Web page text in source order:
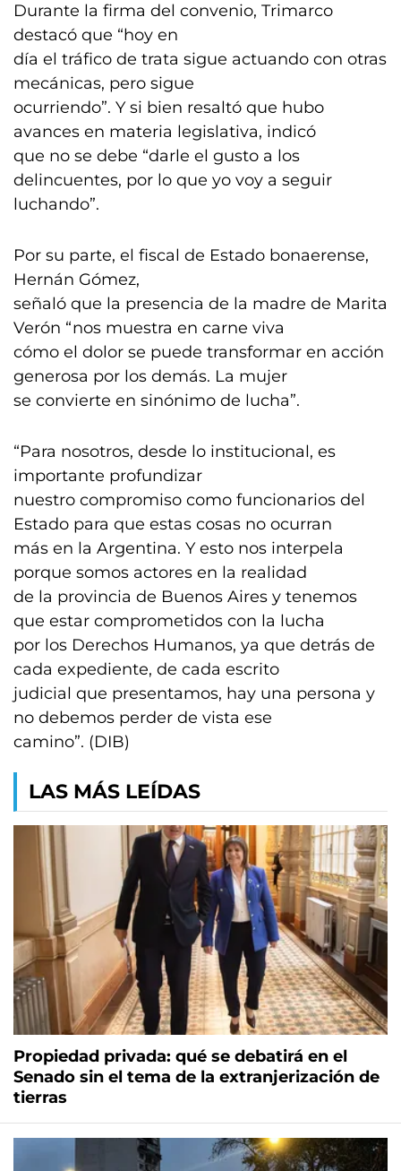
Durante la firma del convenio, Trimarco
destacó que “hoy en
día el tráfico de trata sigue actuando con otras
mecánicas, pero sigue
ocurriendo”. Y si bien resaltó que hubo
avances en materia legislativa, indicó
que no se debe “darle el gusto a los
delincuentes, por lo que yo voy a seguir
luchando”.
Por su parte, el fiscal de Estado bonaerense,
Hernán Gómez,
señaló que la presencia de la madre de Marita
Verón “nos muestra en carne viva
cómo el dolor se puede transformar en acción
generosa por los demás. La mujer
se convierte en sinónimo de lucha”.
“Para nosotros, desde lo institucional, es
importante profundizar
nuestro compromiso como funcionarios del
Estado para que estas cosas no ocurran
más en la Argentina. Y esto nos interpela
porque somos actores en la realidad
de la provincia de Buenos Aires y tenemos
que estar comprometidos con la lucha
por los Derechos Humanos, ya que detrás de
cada expediente, de cada escrito
judicial que presentamos, hay una persona y
no debemos perder de vista ese
camino”. (DIB)
LAS MÁS LEÍDAS
Propiedad privada: qué se debatirá en el
Senado sin el tema de la extranjerización de
tierras